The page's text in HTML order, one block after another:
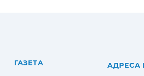
ГАЗЕТА АДРЕСА